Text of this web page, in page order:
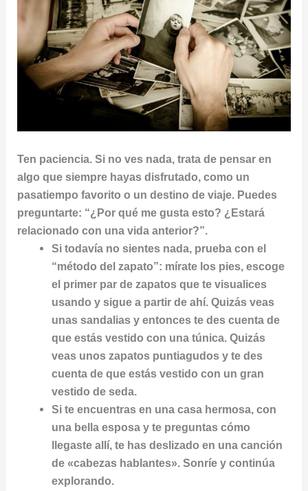
Ten paciencia. Si no ves nada, trata de pensar en
algo que siempre hayas disfrutado, como un
pasatiempo favorito o un destino de viaje. Puedes
preguntarte: “¿Por qué me gusta esto? ¿Estará
relacionado con una vida anterior?”.
Si todavía no sientes nada, prueba con el
“método del zapato”: mírate los pies, escoge
el primer par de zapatos que te visualices
usando y sigue a partir de ahí. Quizás veas
unas sandalias y entonces te des cuenta de
que estás vestido con una túnica. Quizás
veas unos zapatos puntiagudos y te des
cuenta de que estás vestido con un gran
vestido de seda.
Si te encuentras en una casa hermosa, con
una bella esposa y te preguntas cómo
llegaste allí, te has deslizado en una canción
de «cabezas hablantes». Sonríe y continúa
explorando.